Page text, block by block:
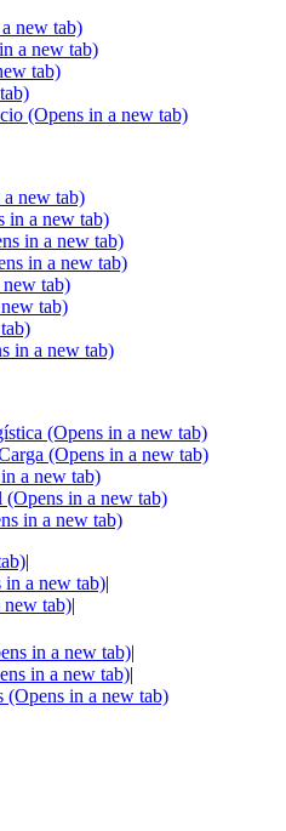
new tab)
a new tab)
tab)
(Opens in a new tab)
new tab)
in a new tab)
in a new tab)
in a new tab)
tab)
tab)
in a new tab)
(Opens in a new tab)
(Opens in a new tab)
a new tab)
(Opens in a new tab)
in a new tab)
|
in a new tab)|
new tab)|
in a new tab)|
in a new tab)|
(Opens in a new tab)